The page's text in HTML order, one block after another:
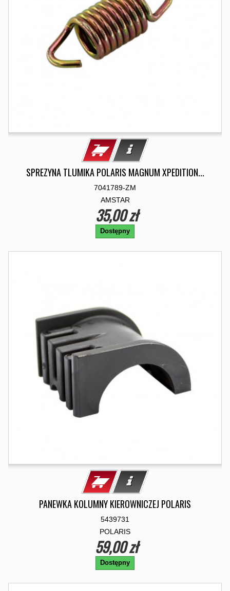
SPREZYNA TLUMIKA POLARIS MAGNUM XPEDITION...
7041789-ZM
AMSTAR
35,00 zł
Dostępny
PANEWKA KOLUMNY KIEROWNICZEJ POLARIS
5439731
POLARIS
59,00 zł
Dostępny